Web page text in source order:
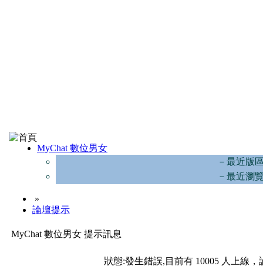
MyChat 數位男女
－最近版
－最近瀏
»
論壇提示
MyChat 數位男女 提示訊息
狀態:發生錯誤,目前有 10005 人上線